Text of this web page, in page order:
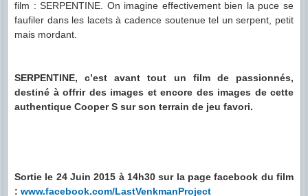
film : SERPENTINE. On imagine effectivement bien la puce se
faufiler dans les lacets à cadence soutenue tel un serpent, petit
mais mordant.
SERPENTINE, c’est avant tout un film de passionnés,
destiné à offrir des images et encore des images de cette
authentique Cooper S sur son terrain de jeu favori.
Sortie le 24 Juin 2015 à 14h30 sur la page facebook du film
: www.facebook.com/LastVenkmanProject